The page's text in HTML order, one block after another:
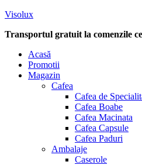
Visolux
Transportul gratuit la comenzile
Menu
Acasă
Promotii
Magazin
Cafea
Cafea de
Cafea Boabe
Cafea Macinata
Cafea Capsule
Cafea Paduri
Ambalaje
Caserole